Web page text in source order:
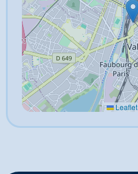
Leaflet